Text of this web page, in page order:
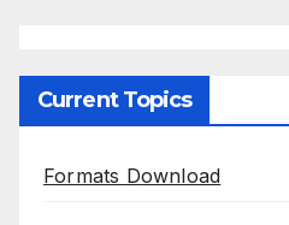
Current Topics
Formats Download